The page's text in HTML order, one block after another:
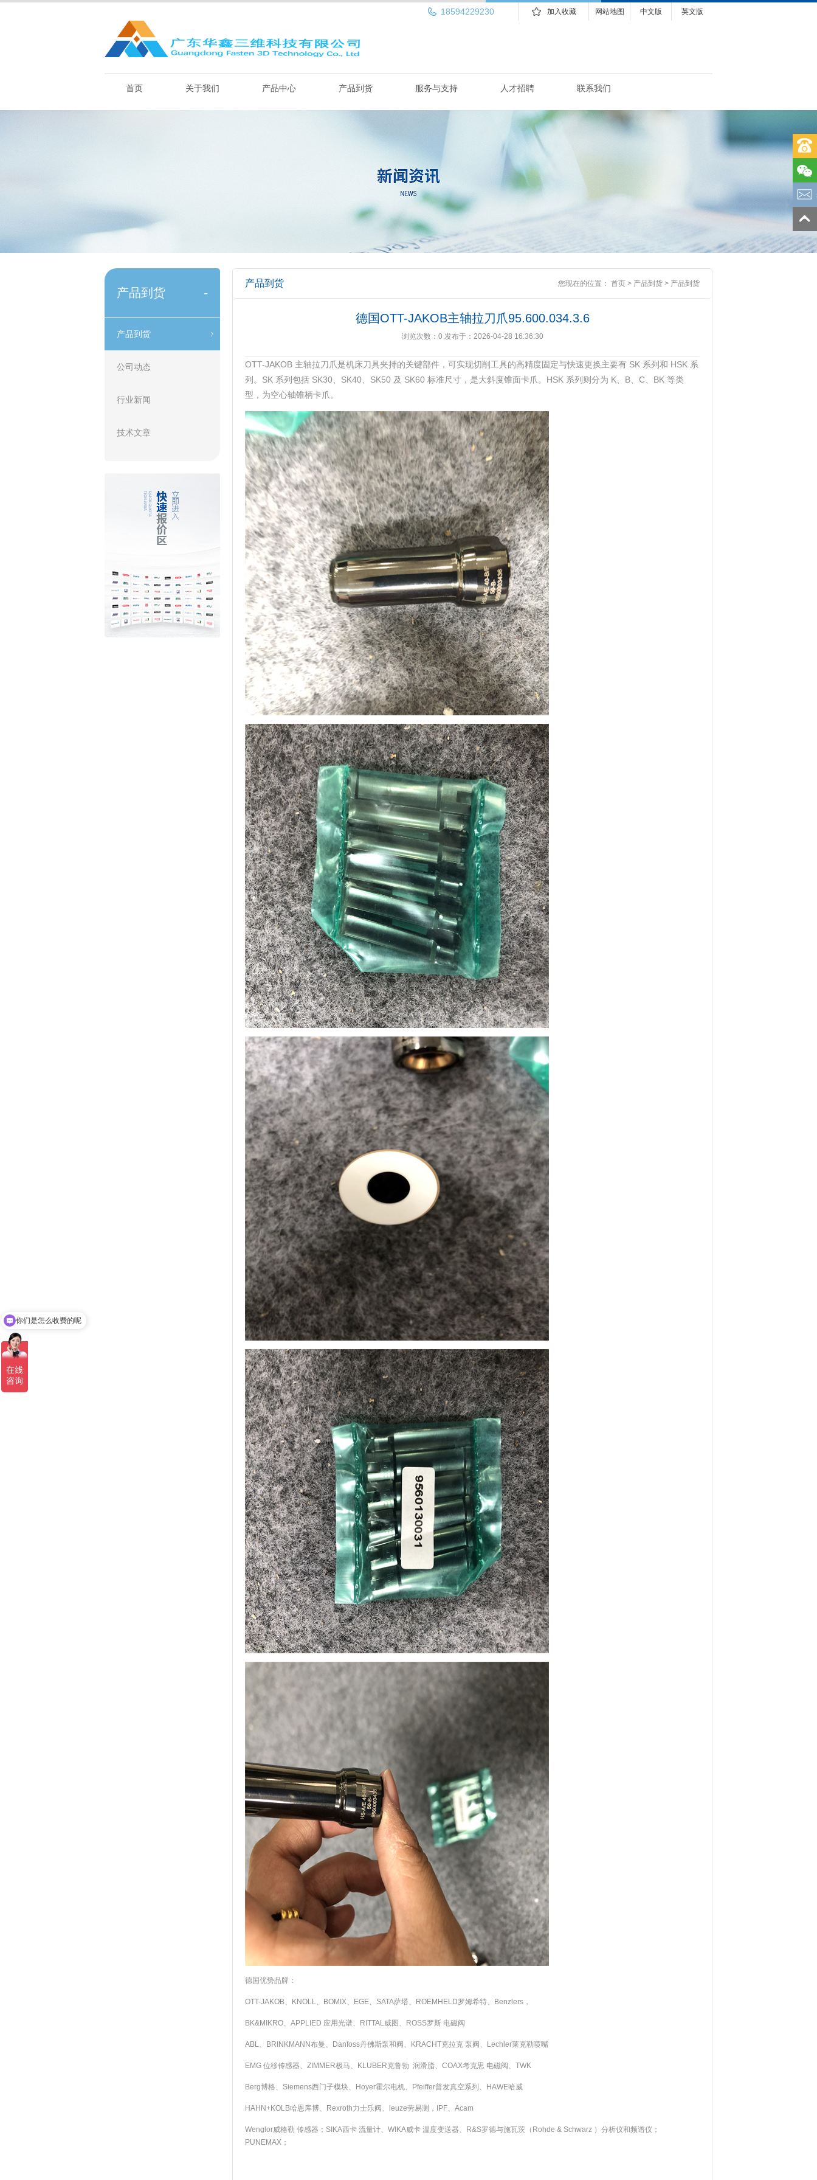
英文版
中文版
网站地图
加入收藏
18594229230
首页 关于我们 产品中心 产品到货 服务与支持 人才招聘 联系我们
产品到货 -
产品到货
公司动态
行业新闻
技术文章
产品到货 您现在的位置： 首页 > 产品到货 > 产品到货
德国OTT-JAKOB主轴拉刀爪95.600.034.3.6
浏览次数： 0 发布于：2026-04-28 16:36:30
OTT-JAKOB 主轴拉刀爪是机床刀具夹持的关键部件，可实现切削工具的高精度固定与快速更换主要有 SK 系列和 HSK 系
列。SK 系列包括 SK30、SK40、SK50 及 SK60 标准尺寸，是大斜度锥面卡爪。HSK 系列则分为 K、B、C、BK 等类
型，为空心轴锥柄卡爪。
德国优势品牌：
OTT-JAKOB、KNOLL、BOMIX、EGE、SATA萨塔、ROEMHELD罗姆希特、Benzlers，
BK&MIKRO、APPLIED 应用光谱、RITTAL威图、ROSS罗斯 电磁阀
ABL、BRINKMANN布曼、Danfoss丹佛斯泵和阀、KRACHT克拉克 泵阀、Lechler莱克勒喷嘴
EMG 位移传感器、ZIMMER极马、KLUBER克鲁勃 润滑脂、COAX考克思 电磁阀、TWK
Berg博格、Siemens西门子模块、Hoyer霍尔电机、Pfeiffer普发真空系列、HAWE哈威
HAHN+KOLB哈恩库博、Rexroth力士乐阀、leuze劳易测，IPF、Acam
Wenglor威格勒 传感器；SIKA西卡 流量计、WIKA威卡 温度变送器、R&S罗德与施瓦茨（Rohde & Schwarz ）分析仪和频谱仪；
PUNEMAX；
现在有优惠活动吗